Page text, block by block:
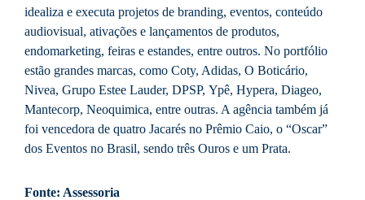
idealiza e executa projetos de branding, eventos, conteúdo
audiovisual, ativações e lançamentos de produtos,
endomarketing, feiras e estandes, entre outros. No portfólio
estão grandes marcas, como Coty, Adidas, O Boticário,
Nivea, Grupo Estee Lauder, DPSP, Ypê, Hypera, Diageo,
Mantecorp, Neoquimica, entre outras. A agência também já
foi vencedora de quatro Jacarés no Prêmio Caio, o “Oscar”
dos Eventos no Brasil, sendo três Ouros e um Prata.
Fonte: Assessoria